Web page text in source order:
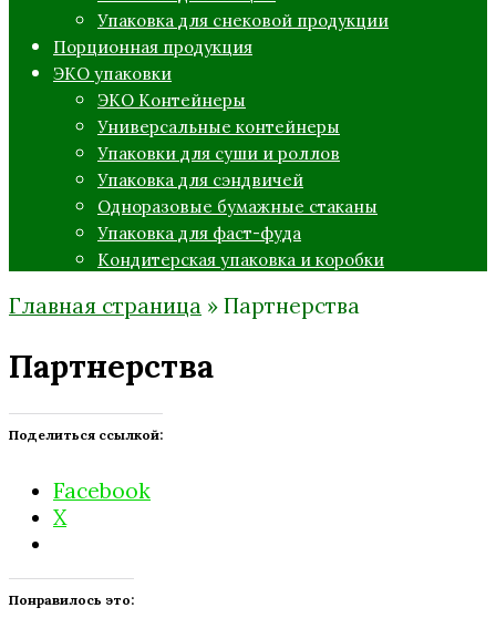
Упаковка для снековой продукции
Порционная продукция
ЭКО упаковки
ЭКО Контейнеры
Универсальные контейнеры
Упаковки для суши и роллов
Упаковка для сэндвичей
Одноразовые бумажные стаканы
Упаковка для фаст-фуда
Кондитерская упаковка и коробки
Главная страница » Партнерства
Партнерства
Поделиться ссылкой:
Facebook
X
Понравилось это: